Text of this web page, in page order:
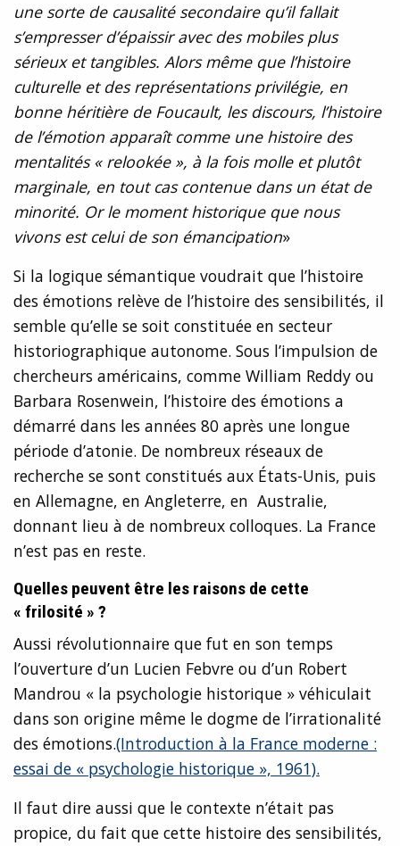
une sorte de causalité secondaire qu’il fallait
s’empresser d’épaissir avec des mobiles plus
sérieux et tangibles. Alors même que l’histoire
culturelle et des représentations privilégie, en
bonne héritière de Foucault, les discours, l’histoire
de l’émotion apparaît comme une histoire des
mentalités « relookée », à la fois molle et plutôt
marginale, en tout cas contenue dans un état de
minorité. Or le moment historique que nous
vivons est celui de son émancipation»
Si la logique sémantique voudrait que l’histoire
des émotions relève de l’histoire des sensibilités, il
semble qu’elle se soit constituée en secteur
historiographique autonome. Sous l’impulsion de
chercheurs américains, comme William Reddy ou
Barbara Rosenwein, l’histoire des émotions a
démarré dans les années 80 après une longue
période d’atonie. De nombreux réseaux de
recherche se sont constitués aux États-Unis, puis
en Allemagne, en Angleterre, en Australie,
donnant lieu à de nombreux colloques. La France
n’est pas en reste.
Quelles peuvent être les raisons de cette
« frilosité » ?
Aussi révolutionnaire que fut en son temps
l’ouverture d’un Lucien Febvre ou d’un Robert
Mandrou « la psychologie historique » véhiculait
dans son origine même le dogme de l’irrationalité
des émotions.(Introduction à la France moderne :
essai de « psychologie historique », 1961).
Il faut dire aussi que le contexte n’était pas
propice, du fait que cette histoire des sensibilités,